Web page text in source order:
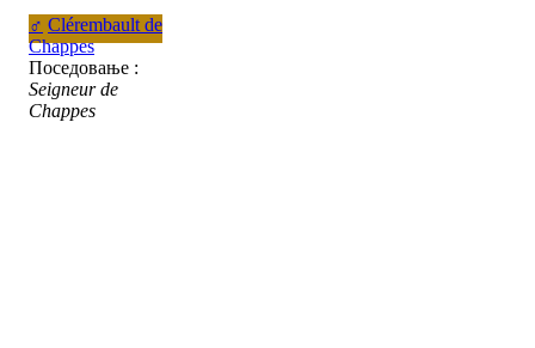
♂ Clérembault de
Chappes
Поседовање :
Seigneur de
Chappes